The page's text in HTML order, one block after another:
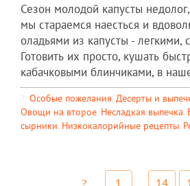
Сезон молодой капусты
мы стараемся наесться и
оладьями из капусты - легкими,
Готовить их просто, кушать
кабачковыми блинчиками, в
Особые пожелания, Десерты и
Овощи на второе, Несладкая выпечка,
сырники, Низкокалорийные рецепты,